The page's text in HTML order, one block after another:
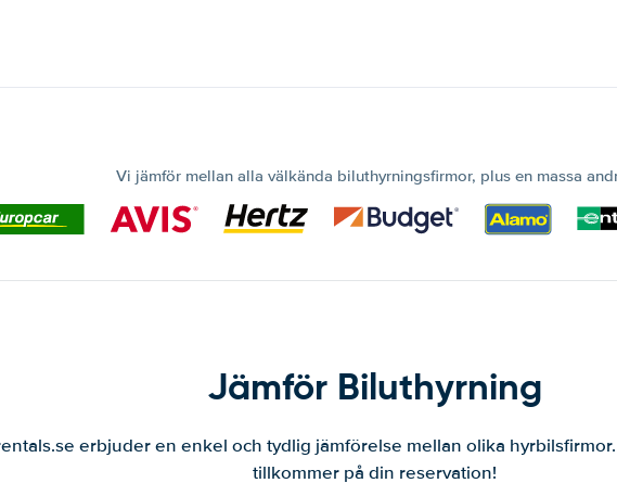
Vi jämför mellan alla välkända biluthyrningsfirmor, plus en massa
Jämför Biluthyrning
erbjuder en enkel och tydlig jämförelse mellan olika
tillkommer på din reservation!